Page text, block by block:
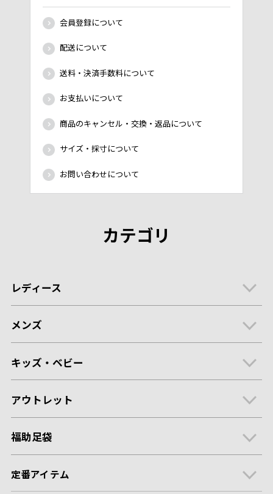
会員登録について
配送について
送料・決済手数料について
お支払いについて
商品のキャンセル・交換・返品について
サイズ・採寸について
お問い合わせについて
カテゴリ
レディース
メンズ
キッズ・ベビー
アウトレット
福助足袋
定番アイテム